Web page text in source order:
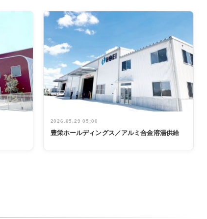
2026.05.29 05:00
豊栄ホールディングス／アルミ合金溶湯供給